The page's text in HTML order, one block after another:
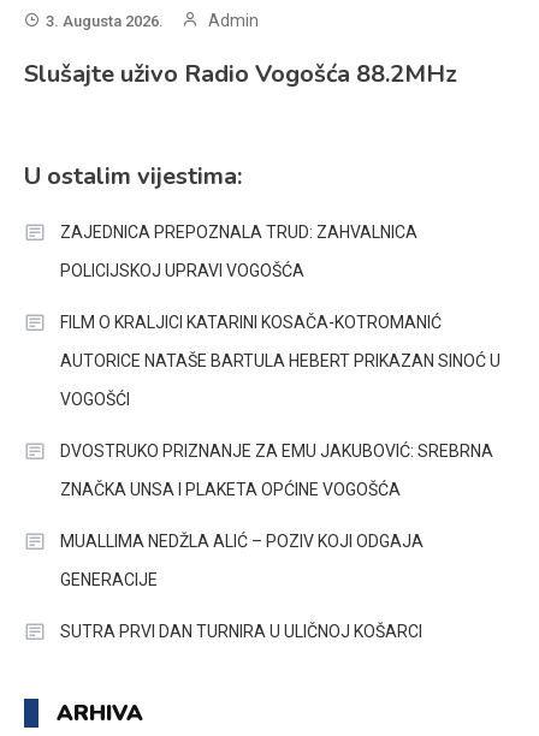
3. Augusta 2026. Admin
Slušajte uživo Radio Vogošća 88.2MHz
U ostalim vijestima:
ZAJEDNICA PREPOZNALA TRUD: ZAHVALNICA
POLICIJSKOJ UPRAVI VOGOŠĆA
FILM O KRALJICI KATARINI KOSAČA-KOTROMANIĆ
AUTORICE NATAŠE BARTULA HEBERT PRIKAZAN SINOĆ U
VOGOŠĆI
DVOSTRUKO PRIZNANJE ZA EMU JAKUBOVIĆ: SREBRNA
ZNAČKA UNSA I PLAKETA OPĆINE VOGOŠĆA
MUALLIMA NEDŽLA ALIĆ – POZIV KOJI ODGAJA
GENERACIJE
SUTRA PRVI DAN TURNIRA U ULIČNOJ KOŠARCI
ARHIVA